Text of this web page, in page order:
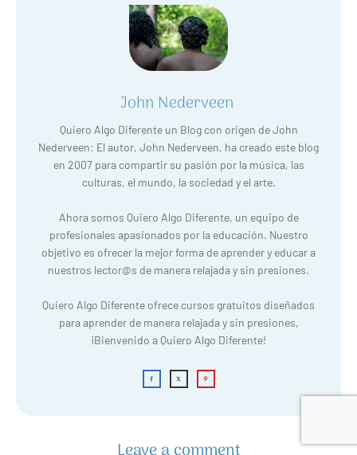
John Nederveen
Quiero Algo Diferente un Blog con origen de John
Nederveen: El autor, John Nederveen, ha creado este blog
en 2007 para compartir su pasión por la música, las
culturas, el mundo, la sociedad y el arte.
Ahora somos Quiero Algo Diferente, un equipo de
profesionales apasionados por la educación. Nuestro
objetivo es ofrecer la mejor forma de aprender y educar a
nuestros lector@s de manera relajada y sin presiones.
Quiero Algo Diferente ofrece cursos gratuitos diseñados
para aprender de manera relajada y sin presiones,
¡Bienvenido a Quiero Algo Diferente!